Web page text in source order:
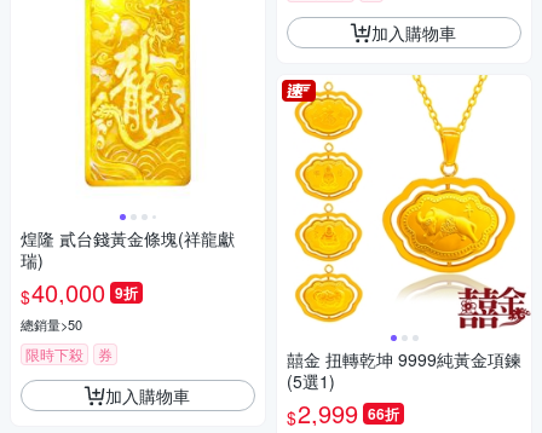
煌隆 貳台錢黃金條塊(祥龍獻
瑞)
$40,000 9折
總銷量>50
限時下殺 券
加入購物車
加入購物車
囍金 扭轉乾坤 9999純黃金項鍊
(5選1)
$2,999 66折